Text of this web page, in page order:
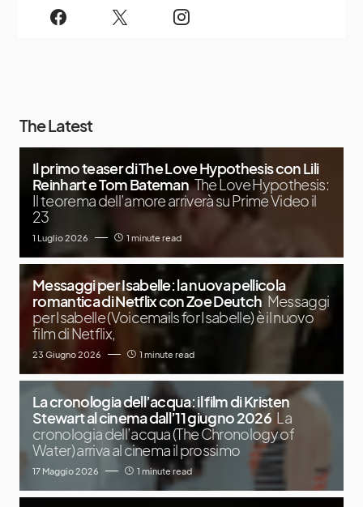
The Latest
Il primo teaser di The Love Hypothesis con Lili
Reinhart e Tom Bateman The Love Hypothesis:
Il teorema dell’amore arriverà su Prime Video il
23
1 Luglio 2026 1 minute read
Messaggi per Isabelle: la nuova pellicola
romantica di Netflix con Zoe Deutch Messaggi
per Isabelle (Voicemails for Isabelle) è il nuovo
film di Netflix,
23 Giugno 2026 1 minute read
La cronologia dell’acqua: il film di Kristen
Stewart al cinema dall’11 giugno 2026 La
cronologia dell’acqua (The Chronology of
Water) arriva al cinema il prossimo
17 Maggio 2026 1 minute read